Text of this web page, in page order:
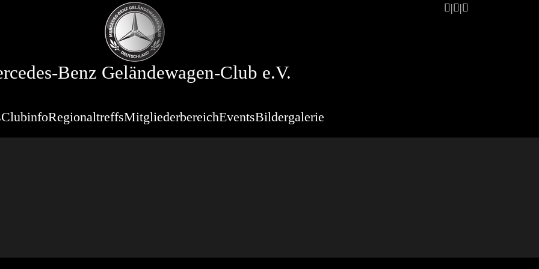
Benz Geländewagen-Club e.V.
ClubinfoRegionaltreffsMitgliederbereichEventsBildergalerie